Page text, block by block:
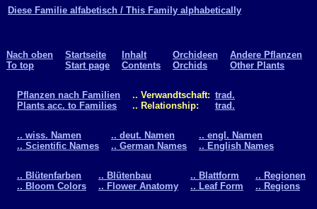
Diese Familie alfabetisch / This Family alphabetically
Nach oben
To top
Startseite
Start page
Inhalt
Contents
Orchideen
Orchids
Andere Pflanzen
Other Plants
Pflanzen nach Familien
Plants acc. to Families
.. Verwandtschaft:
.. Relationship:
trad.
trad.
.. wiss. Namen
.. Scientific Names
.. deut. Namen
.. German Names
.. engl. Namen
.. English Names
.. Blütenfarben
.. Bloom Colors
.. Blütenbau
.. Flower Anatomy
.. Blattform
.. Leaf Form
.. Regionen
.. Regions